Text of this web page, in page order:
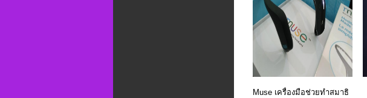
Muse เครื่องมือช่วยทำสมาธิ